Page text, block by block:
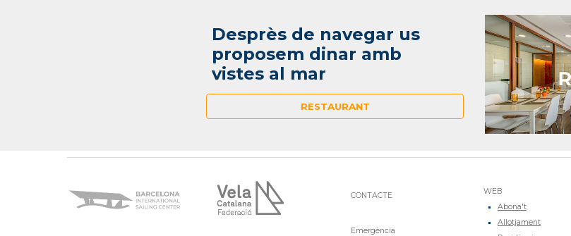
Desprès de navegar us
proposem dinar amb
vistes al mar
RESTAURANT
CONTACTE
Emergència
WEB
Abona't
Allotjament